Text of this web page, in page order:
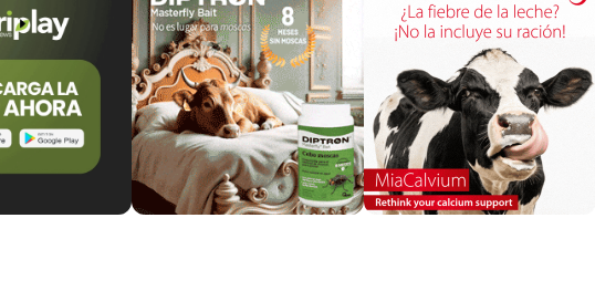
de leche y productos lácteos ha aumentado un2,6 % en el
. Aun así, el mercado nacional se enfrenta a la fuerte
de quesos y yogures a bajo precio
, que llegan desde
los precios a la baja.
del sector: lareducción progresiva del número de
falta de relevo generacionaly lanecesidad de